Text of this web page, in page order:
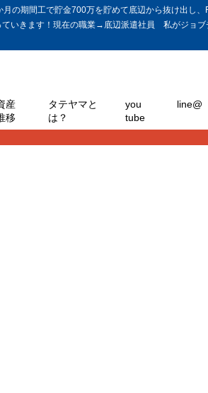
の期間工で貯金700万を貯めて底辺から抜け出し、
いきます！現在の職業→底辺派遣社員 私がジョブ
産
移
タテヤマと
は？
you
tube
line@